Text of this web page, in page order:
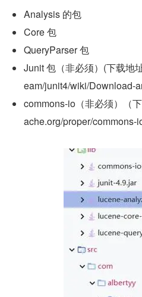
Analysis 的包
Core 包
QueryParser 包
Junit 包（非必须）(下载地
eam/junit4/wiki/Download-
commons-io（非必须）（
ache.org/proper/commons-